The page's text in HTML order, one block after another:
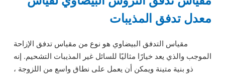
معدل تدفق المذيبات
مقياس التدفق البيضاوي هو نوع من مقياس تدفق الإزاحة
الموجب والذي يعد خيارًا مثاليًا للسائل غير المذيبات التشحيم. إنه
ذو بنية متينة ويمكن أن يعمل على نطاق واسع من اللزوجة ،